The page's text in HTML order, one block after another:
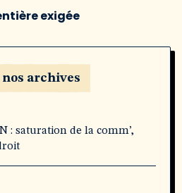
exigée
nos archives
: saturation de la comm’,